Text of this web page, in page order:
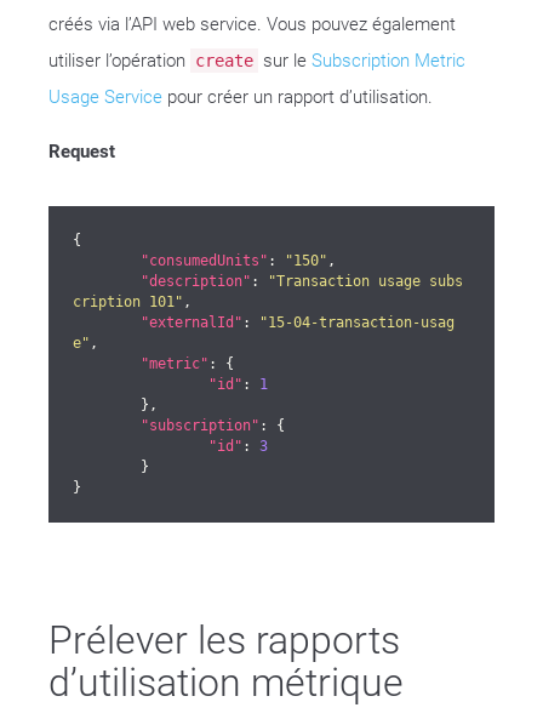
créés via l’API web service. Vous pouvez également
utiliser l’opération create sur le Subscription Metric
Usage Service pour créer un rapport d’utilisation.
Request
{
"consumedUnits" : "150" ,
"description" :
"Transaction usage subs
cription 101" ,
"externalId" :
"15-04-transaction-usag
e" ,
"metric" : {
"id" : 1
"subscription" : {
"id" : 3
}
Prélever les rapports
d’utilisation métrique